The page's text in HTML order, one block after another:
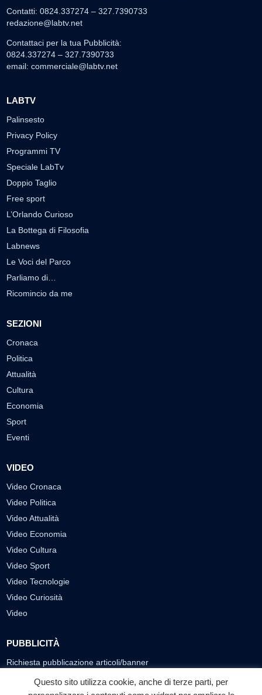
Contatti: 0824.337274 – 327.7390733
redazione@labtv.net
Contattaci per la tua Pubblicità:
0824.337274 – 327.7390733
email: commerciale@labtv.net
LABTV
Palinsesto
Privacy Policy
Programmi TV
Speciale LabTv
Doppio Taglio
Free sport
L’Orlando Curioso
La Bottega di Filosofia
Labnews
Le Voci del Parco
Parliamo di…
Ricomincio da me
SEZIONI
Cronaca
Politica
Attualità
Cultura
Economia
Sport
Eventi
VIDEO
Video Cronaca
Video Politica
Video Attualità
Video Economia
Video Cultura
Video Sport
Video Tecnologie
Video Curiosità
Video
PUBBLICITÀ
Richiesta pubblicazione articoli/banner
SEGUICI SUI SOCIAL
Questo sito utilizza cookie, anche di terze parti, per